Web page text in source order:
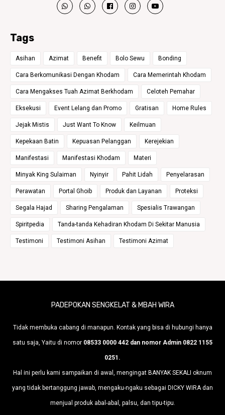
Tags
Asihan Azimat Benefit Bolo Sewu Bonding
Cara Berkomunikasi Dengan Khodam Cara Memerintah Khodam
Cara Mengakses Tuah Azimat Berkhodam Celoteh Pemahar
Eksekusi Event Lelang dan Promo Gratisan Home Rules
Jejak Mistis Just Want To Know Keilmuan
Kepekaan Batin Kepuasan Pelanggan Kerejekian
Manifestasi Manifestasi Khodam Materi
Minyak King Sulaiman Nyinyir Pahit Lidah Penyelarasan
Perawatan Portal Ghoib Produk dan Layanan Proteksi
Segala Hajad Sharing Pengalaman Spesialis Trawangan
Spiritpedia Tanda-tanda Kehadiran Khodam Di Sekitar Manusia
Testimoni Testimoni Asihan Testimoni Azimat
PADEPOKAN SENGKELAT & MBAH WIRA
Tidak membuka cabang di manapun. Kontak yang bisa di hubungi hanya
satu saja, Yaitu di nomor 08533 0000 442 dan nomor Admin 0822 1155
0251.
Hal ini perlu kami sampaikan di awal, mengingat BANYAK SEKALI oknum
yang tidak bertanggung jawab, mengaku-ngaku sebagai DICKY WIRA dan
menjual produk abal-abal, palsu, dan tipu-tipu.